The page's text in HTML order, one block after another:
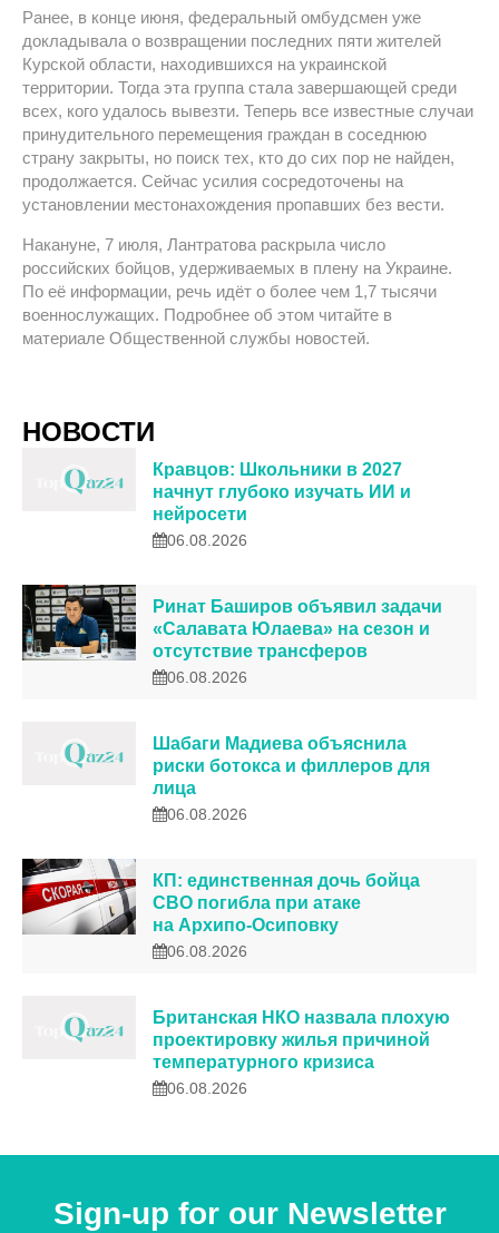
Ранее, в конце июня, федеральный омбудсмен уже
докладывала о возвращении последних пяти жителей
Курской области, находившихся на украинской
территории. Тогда эта группа стала завершающей среди
всех, кого удалось вывезти. Теперь все известные случаи
принудительного перемещения граждан в соседнюю
страну закрыты, но поиск тех, кто до сих пор не найден,
продолжается. Сейчас усилия сосредоточены на
установлении местонахождения пропавших без вести.
Накануне, 7 июля, Лантратова раскрыла число
российских бойцов, удерживаемых в плену на Украине.
По её информации, речь идёт о более чем 1,7 тысячи
военнослужащих. Подробнее об этом читайте в
материале Общественной службы новостей.
НОВОСТИ
Кравцов: Школьники в 2027
начнут глубоко изучать ИИ и
нейросети
06.08.2026
Ринат Баширов объявил задачи
«Салавата Юлаева» на сезон и
отсутствие трансферов
06.08.2026
Шабаги Мадиева объяснила
риски ботокса и филлеров для
лица
06.08.2026
КП: единственная дочь бойца
СВО погибла при атаке
на Архипо-Осиповку
06.08.2026
Британская НКО назвала плохую
проектировку жилья причиной
температурного кризиса
06.08.2026
Sign-up for our Newsletter